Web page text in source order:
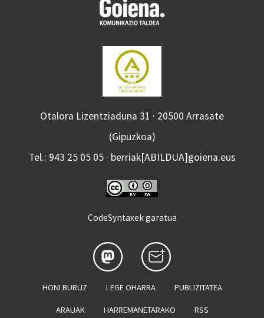
Otalora Lizentziaduna 31 · 20500 Arrasate
(Gipuzkoa)
Tel.: 943 25 05 05 · berriak[ABILDUA]goiena.eus
CodeSyntaxek garatua
HONI BURUZ LEGE OHARRA PUBLIZITATEA
ARAUAK HARREMANETARAKO RSS